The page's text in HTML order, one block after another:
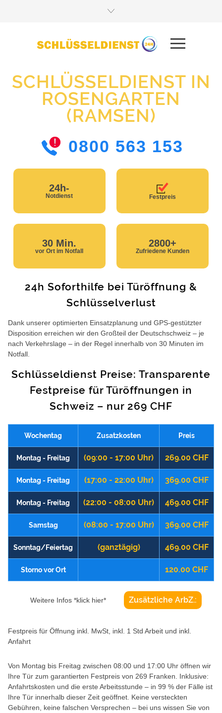
SCHLÜSSELDIENST IN
ROSENGARTEN
(RAMSEN)
0800 563 153
24h-
Notdienst Festpreis
30 Min.
vor Ort im Notfall
2800+
Zufriedene Kunden
24h Soforthilfe bei Türöffnung &
Schlüsselverlust
Dank unserer optimierten Einsatzplanung und GPS-gestützter
Disposition erreichen wir den Großteil der Deutschschweiz – je
nach Verkehrslage – in der Regel innerhalb von 30 Minuten im
Notfall.
Schlüsseldienst Preise: Transparente
Festpreise für Türöffnungen in
Schweiz – nur 269 CHF
Wochentag Zusatzkosten Preis
Montag - Freitag (09:00 - 17:00 Uhr) 269.00 CHF
Montag - Freitag (17:00 - 22:00 Uhr) 369.00 CHF
Montag - Freitag (22:00 - 08:00 Uhr) 469.00 CHF
Samstag (08:00 - 17:00 Uhr) 369.00 CHF
Sonntag/Feiertag (ganztägig) 469.00 CHF
Storno vor Ort 120.00 CHF
Weitere Infos *klick hier* Zusätzliche ArbZ.:
Festpreis für Öffnung inkl. MwSt, inkl. 1 Std Arbeit und inkl.
Anfahrt
Von Montag bis Freitag zwischen 08:00 und 17:00 Uhr öffnen wir
Ihre Tür zum garantierten Festpreis von 269 Franken. Inklusive:
Anfahrtskosten und die erste Arbeitsstunde – in 99 % der Fälle ist
Ihre Tür innerhalb dieser Zeit geöffnet. Keine versteckten
Gebühren, keine falschen Versprechen – bei uns wissen Sie von